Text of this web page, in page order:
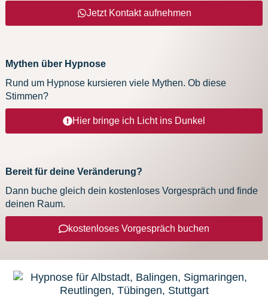
Jetzt Kontakt aufnehmen
Mythen über Hypnose
Rund um Hypnose kursieren viele Mythen. Ob diese
Stimmen?
Hier bringe ich Licht ins Dunkel
Bereit für deine Veränderung?
Dann buche gleich dein kostenloses Vorgespräch und finde
deinen Raum.
kostenloses Vorgespräch buchen